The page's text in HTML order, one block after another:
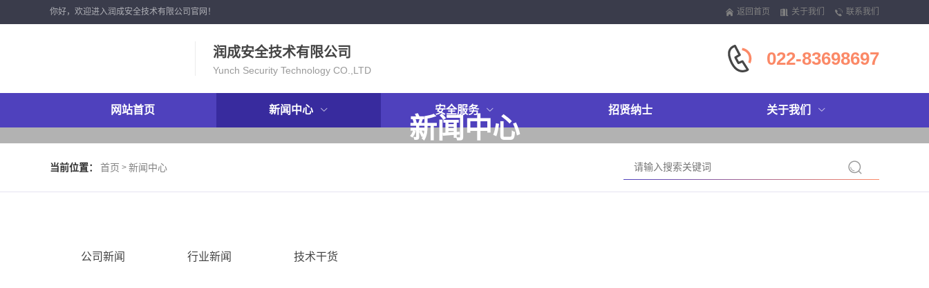
你好，欢迎进入润成安全技术有限公司官网！ 返回首页 关于我们 联系我们
润成安全技术有限公司
Yunch Security Technology CO.,LTD
022-83698697
网站首页 新闻中心 安全服务 招贤纳士 关于我们
新闻中心
当前位置： 首页 > 新闻中心
公司新闻 行业新闻 技术干货